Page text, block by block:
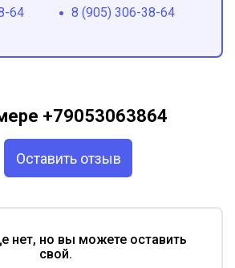
64
8 (905) 306-38-64
+79053063864
Оставить отзыв
нет, но вы можете оставить
свой.